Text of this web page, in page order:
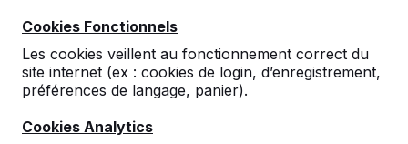
Cookies Fonctionnels
Les cookies veillent au fonctionnement correct du
site internet (ex : cookies de login, d’enregistrement,
préférences de langage, panier).
Cookies Analytics